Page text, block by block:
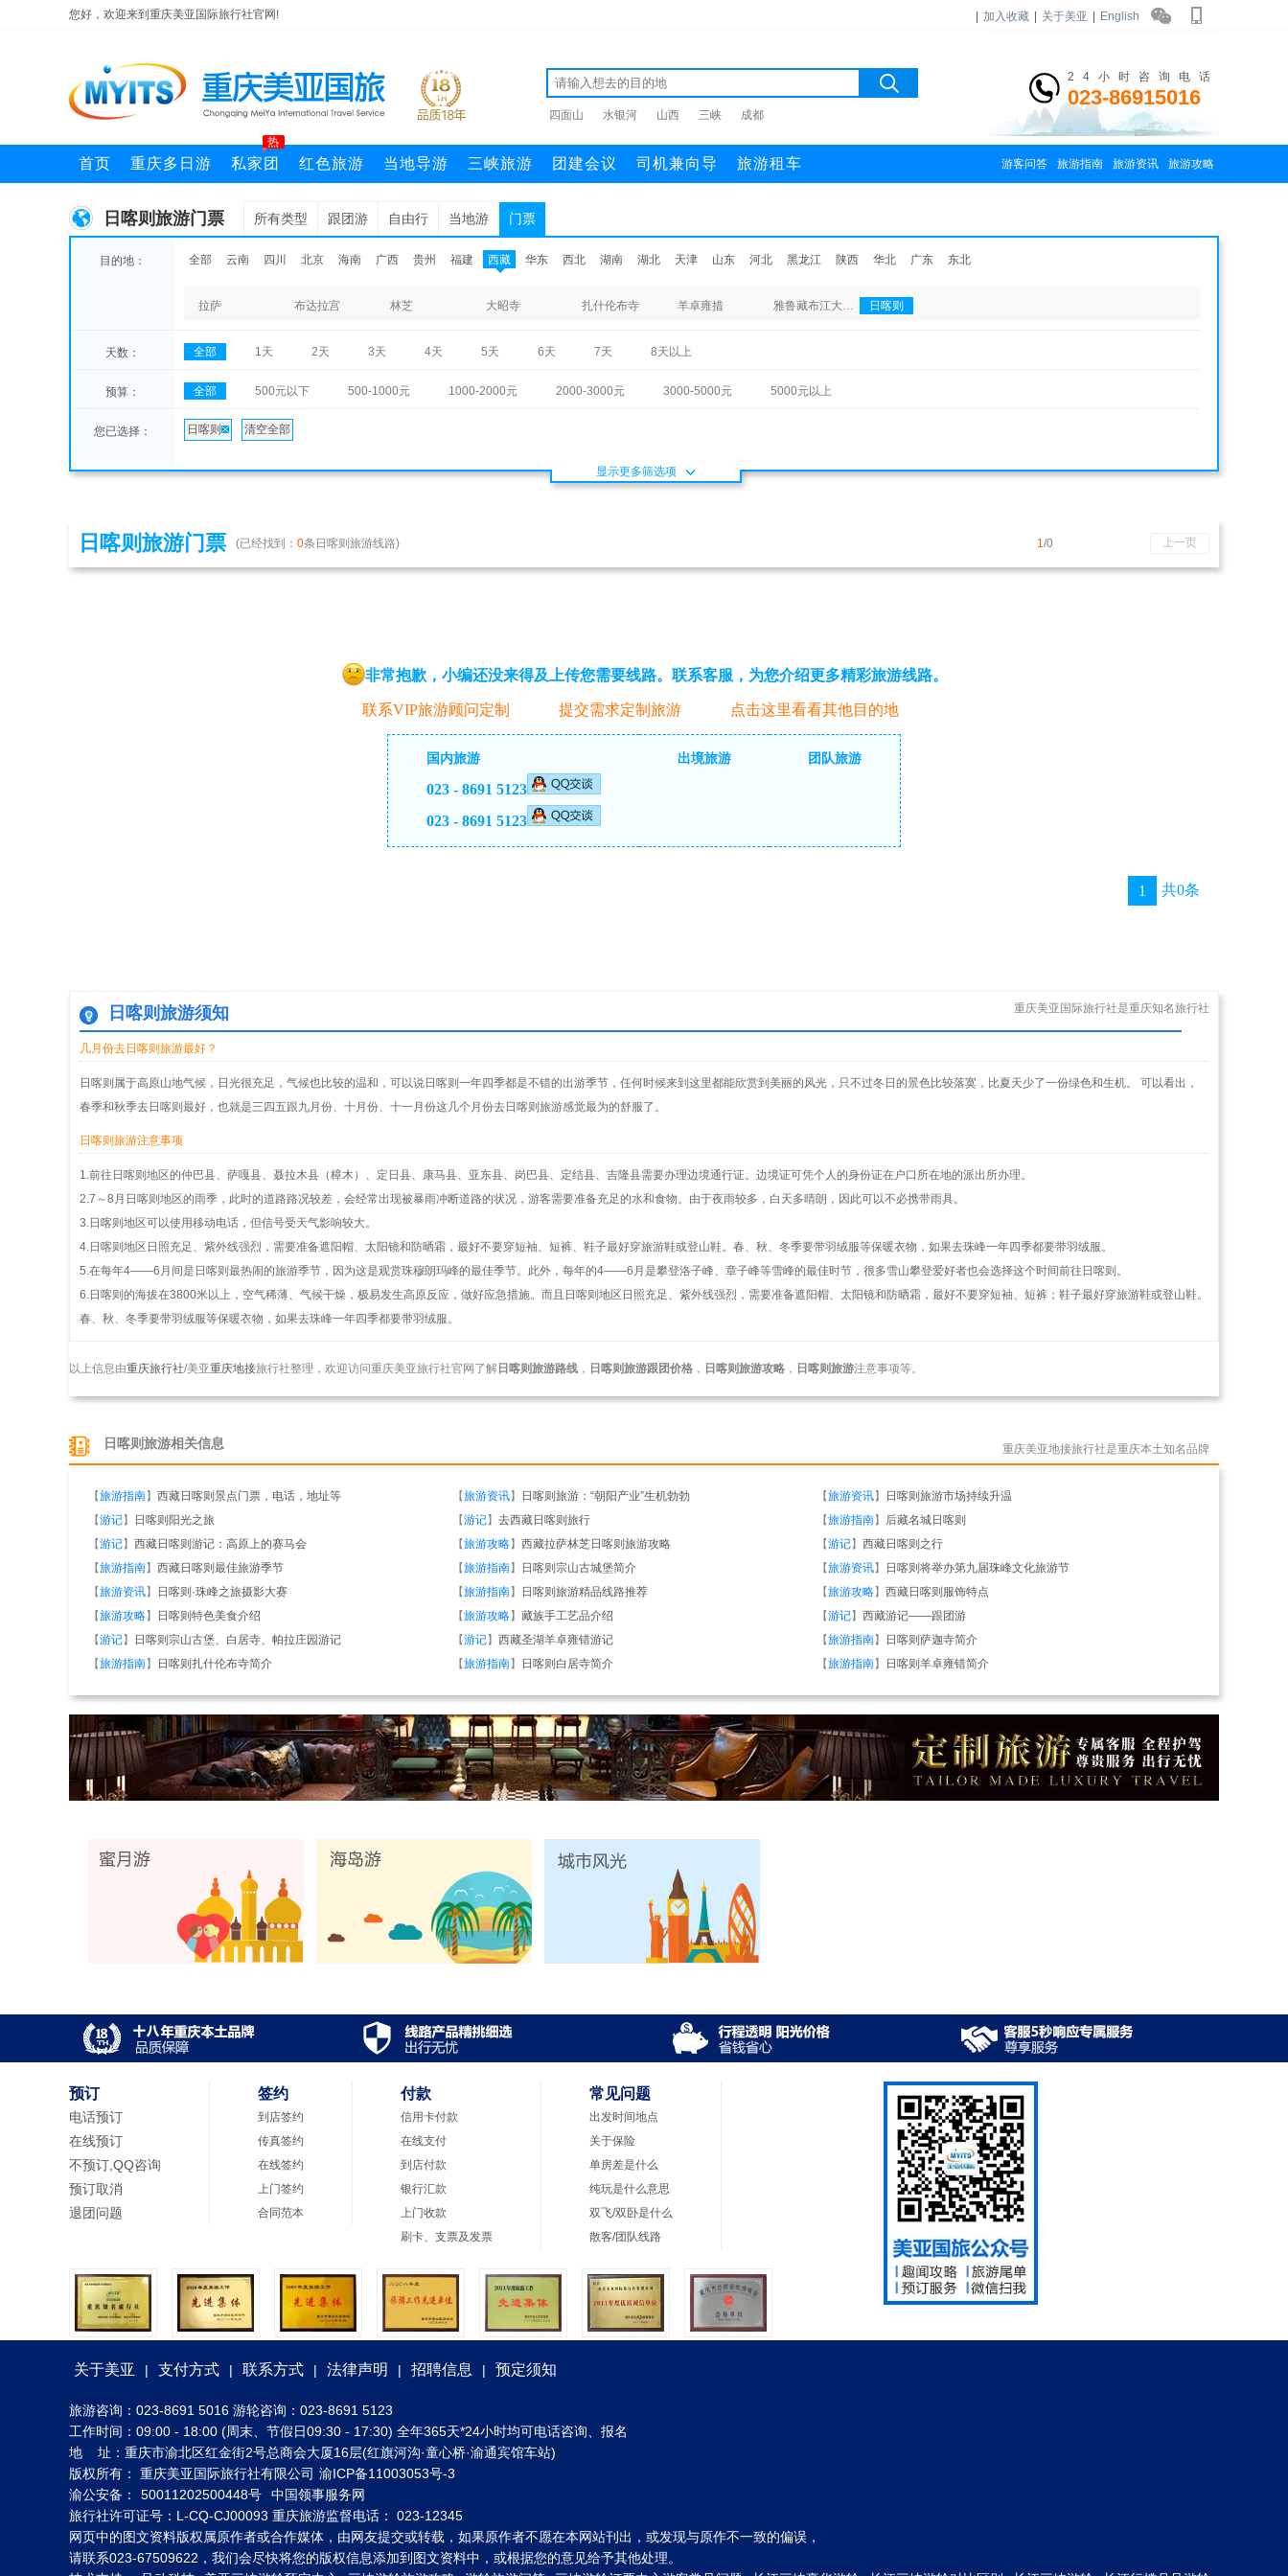
您好，欢迎来到重庆美亚国际旅行社官网! 加入收藏 关于美亚 English
四面山 水银河 山西 三峡 成都
24小时咨询电话
023-86915016
首页 重庆多日游 私家团
热
红色旅游 当地导游 三峡旅游 团建会议 司机兼向导 旅游租车 游客问答 旅游指南 旅游资讯 旅游攻略
日喀则旅游门票 所有类型 跟团游 自由行 当地游 门票
目的地： 全部 云南 四川 北京 海南 广西 贵州 福建 西藏 华东 西北 湖南 湖北 天津 山东 河北 黑龙江 陕西 华北 广东 东北
拉萨 布达拉宫 林芝 大昭寺 扎什伦布寺 羊卓雍措 雅鲁藏布江大峡谷 日喀则
天数： 全部 1天 2天 3天 4天 5天 6天 7天 8天以上
预算： 全部 500元以下 500-1000元 1000-2000元 2000-3000元 3000-5000元 5000元以上
您已选择： 日喀则 清空全部
显示更多筛选项
日喀则旅游门票 (已经找到： 0条日喀则旅游线路) 1/0 上一页
非常抱歉，小编还没来得及上传您需要线路。联系客服，为您介绍更多精彩旅游线路。
联系VIP旅游顾问定制 提交需求定制旅游 点击这里看看其他目的地
国内旅游
023 - 8691 5123
023 - 8691 5123
出境旅游 团队旅游
共0条
1
重庆美亚国际旅行社是重庆知名旅行社
日喀则旅游须知
几月份去日喀则旅游最好？
日喀则属于高原山地气候，日光很充足，气候也比较的温和，可以说日喀则一年四季都是不错的出游季节，任何时候来到这里都能欣赏到美丽的风光，只不过冬日的景色比较落寞，比夏天少了一份绿色和生机。 可以看出，
春季和秋季去日喀则最好，也就是三四五跟九月份、十月份、十一月份这几个月份去日喀则旅游感觉最为的舒服了。
日喀则旅游注意事项
1.前往日喀则地区的仲巴县、萨嘎县、聂拉木县（樟木）、定日县、康马县、亚东县、岗巴县、定结县、吉隆县需要办理边境通行证。边境证可凭个人的身份证在户口所在地的派出所办理。
2.7～8月日喀则地区的雨季，此时的道路路况较差，会经常出现被暴雨冲断道路的状况，游客需要准备充足的水和食物。由于夜雨较多，白天多晴朗，因此可以不必携带雨具。
3.日喀则地区可以使用移动电话，但信号受天气影响较大。
4.日喀则地区日照充足、紫外线强烈，需要准备遮阳帽、太阳镜和防晒霜，最好不要穿短袖、短裤、鞋子最好穿旅游鞋或登山鞋。春、秋、冬季要带羽绒服等保暖衣物，如果去珠峰一年四季都要带羽绒服。
5.在每年4——6月间是日喀则最热闹的旅游季节，因为这是观赏珠穆朗玛峰的最佳季节。此外，每年的4——6月是攀登洛子峰、章子峰等雪峰的最佳时节，很多雪山攀登爱好者也会选择这个时间前往日喀则。
6.日喀则的海拔在3800米以上，空气稀薄、气候干燥，极易发生高原反应，做好应急措施。而且日喀则地区日照充足、紫外线强烈，需要准备遮阳帽、太阳镜和防晒霜，最好不要穿短袖、短裤；鞋子最好穿旅游鞋或登山鞋。
春、秋、冬季要带羽绒服等保暖衣物，如果去珠峰一年四季都要带羽绒服。
以上信息由重庆旅行社/美亚重庆地接旅行社整理，欢迎访问重庆美亚旅行社官网了解 日喀则旅游路线 ， 日喀则旅游跟团价格 ， 日喀则旅游攻略 ， 日喀则旅游注意事项等。
日喀则旅游相关信息 重庆美亚地接旅行社是重庆本土知名品牌
【旅游指南】 西藏日喀则景点门票，电话，地址等 【旅游资讯】 日喀则旅游：“朝阳产业”生机勃勃 【旅游资讯】
日喀则旅游市场持续升温
【游记】 日喀则阳光之旅 【游记】 去西藏日喀则旅行 【旅游指南】 后藏名城日喀则
【游记】 西藏日喀则游记：高原上的赛马会 【旅游攻略】 西藏拉萨林芝日喀则旅游攻略 【游记】 西藏日喀则之行
【旅游指南】 西藏日喀则最佳旅游季节 【旅游指南】 日喀则宗山古城堡简介 【旅游资讯】
日喀则将举办第九届珠峰文化旅游节
【旅游资讯】 日喀则·珠峰之旅摄影大赛 【旅游指南】 日喀则旅游精品线路推荐 【旅游攻略】 西藏日喀则服饰特点
【旅游攻略】 日喀则特色美食介绍 【旅游攻略】 藏族手工艺品介绍 【游记】 西藏游记——跟团游
【游记】 日喀则宗山古堡、白居寺、帕拉庄园游记 【游记】 西藏圣湖羊卓雍错游记 【旅游指南】
日喀则萨迦寺简介
【旅游指南】 日喀则扎什伦布寺简介 【旅游指南】 日喀则白居寺简介 【旅游指南】 日喀则羊卓雍错简介
预订
电话预订
在线预订
不预订,QQ咨询
预订取消
退团问题
签约
到店签约
传真签约
在线签约
上门签约
合同范本
付款
信用卡付款
在线支付
到店付款
银行汇款
上门收款
刷卡、支票及发票
常见问题
出发时间地点
关于保险
单房差是什么
纯玩是什么意思
双飞/双卧是什么
散客/团队线路
关于美亚 | 支付方式 | 联系方式 | 法律声明 | 招聘信息 | 预定须知
旅游咨询：023-8691 5016 游轮咨询：023-8691 5123
工作时间：09:00 - 18:00 (周末、节假日09:30 - 17:30) 全年365天*24小时均可电话咨询、报名
地 址：重庆市渝北区红金街2号总商会大厦16层(红旗河沟·童心桥·渝通宾馆车站)
版权所有： 重庆美亚国际旅行社有限公司 渝ICP备11003053号-3
渝公安备：
50011202500448号
中国领事服务网
旅行社许可证号：L-CQ-CJ00093 重庆旅游监督电话： 023-12345
网页中的图文资料版权属原作者或合作媒体，由网友提交或转载，如果原作者不愿在本网站刊出，或发现与原作不一致的偏误，
请联系023-67509622，我们会尽快将您的版权信息添加到图文资料中，或根据您的意见给予其他处理。